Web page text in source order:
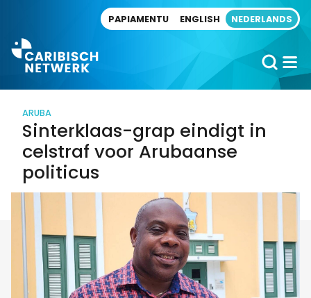
PAPIAMENTU ENGLISH NEDERLANDS
ARUBA
Sinterklaas-grap eindigt in
celstraf voor Arubaanse
politicus